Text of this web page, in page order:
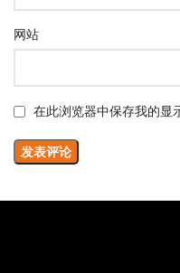
网站
在此浏览器中保存我的显